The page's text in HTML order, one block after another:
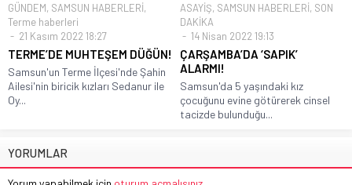
GÜNDEM, SAMSUN HABERLERİ,
Terme haberleri
21 Kasım 2022 18:27
TERME’DE MUHTEŞEM DÜĞÜN!
Samsun'un Terme İlçesi'nde Şahin
Ailesi'nin biricik kızları Sedanur ile
Oy...
ASAYİŞ, SAMSUN HABERLERİ, SON
DAKİKA
14 Nisan 2022 19:13
ÇARŞAMBA’DA ‘SAPIK’
ALARMI!
Samsun'da 5 yaşındaki kız
çocuğunu evine götürerek cinsel
tacizde bulunduğu...
YORUMLAR